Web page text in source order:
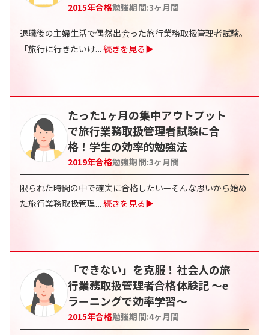
2015年合格勉強期間:3ヶ月間
退職後の主婦生活で偶然出会った旅行業務取扱管理者試験。
「旅行に行きたいけ... 続きを見る▶
たった1ヶ月の集中アウトプット
で旅行業務取扱管理者試験に合
格！学生の効率的勉強法
2019年合格勉強期間:3ヶ月間
限られた時間の中で確実に合格したい—そんな思いから始め
た旅行業務取扱管理... 続きを見る▶
「できない」を克服！社会人の旅
行業務取扱管理者合格体験記 〜e
ラーニングで効率学習〜
2015年合格勉強期間:4ヶ月間